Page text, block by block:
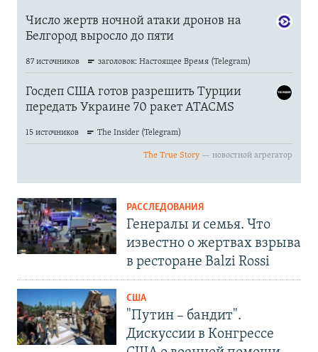
РАССЛЕДОВАНИЯ
Генералы и семья. Что
известно о жертвах взрыва
в ресторане Balzi Rossi
США
"Путин – бандит".
Дискуссии в Конгрессе